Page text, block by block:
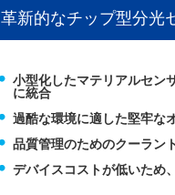
革新的なチップ型分光
小型化したマテリアルセン
に統合
過酷な環境に適した堅牢な
品質管理のためのクーラン
デバイスコストが低いため